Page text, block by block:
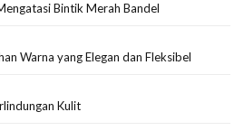
Bintik Merah Bandel
Warna yang Elegan dan Fleksibel
Kulit